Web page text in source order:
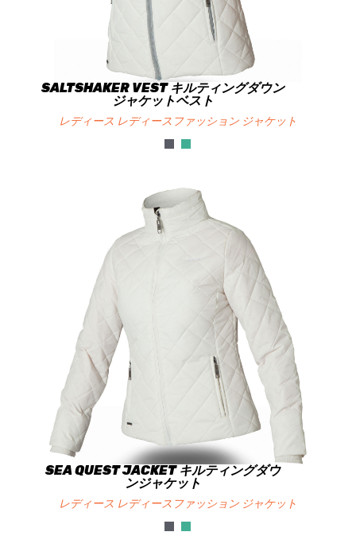
SALTSHAKER VEST キルティングダウン
ジャケットベスト
レディース レディースファッション ジャケット
SEA QUEST JACKET キルティングダウ
ンジャケット
レディース レディースファッション ジャケット